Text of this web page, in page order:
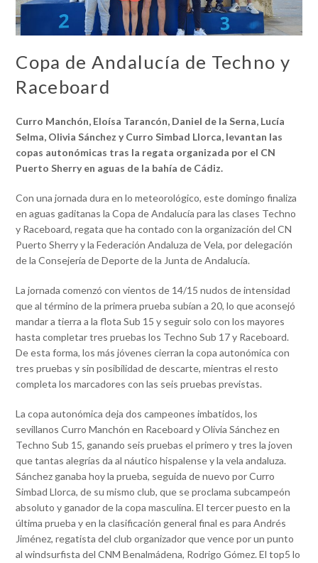
Copa de Andalucía de Techno y
Raceboard
Curro Manchón, Eloísa Tarancón, Daniel de la Serna, Lucía
Selma, Olivia Sánchez y Curro Simbad Llorca, levantan las
copas autonómicas tras la regata organizada por el CN
Puerto Sherry en aguas de la bahía de Cádiz.
Con una jornada dura en lo meteorológico, este domingo finaliza
en aguas gaditanas la Copa de Andalucía para las clases Techno
y Raceboard, regata que ha contado con la organización del CN
Puerto Sherry y la Federación Andaluza de Vela, por delegación
de la Consejería de Deporte de la Junta de Andalucía.
La jornada comenzó con vientos de 14/15 nudos de intensidad
que al término de la primera prueba subían a 20, lo que aconsejó
mandar a tierra a la flota Sub 15 y seguir solo con los mayores
hasta completar tres pruebas los Techno Sub 17 y Raceboard.
De esta forma, los más jóvenes cierran la copa autonómica con
tres pruebas y sin posibilidad de descarte, mientras el resto
completa los marcadores con las seis pruebas previstas.
La copa autonómica deja dos campeones imbatidos, los
sevillanos Curro Manchón en Raceboard y Olivia Sánchez en
Techno Sub 15, ganando seis pruebas el primero y tres la joven
que tantas alegrías da al náutico hispalense y la vela andaluza.
Sánchez ganaba hoy la prueba, seguida de nuevo por Curro
Simbad Llorca, de su mismo club, que se proclama subcampeón
absoluto y ganador de la copa masculina. El tercer puesto en la
última prueba y en la clasificación general final es para Andrés
Jiménez, regatista del club organizador que vence por un punto
al windsurfista del CNM Benalmádena, Rodrigo Gómez. El top5 lo